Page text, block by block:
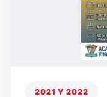
2021 Y 2022